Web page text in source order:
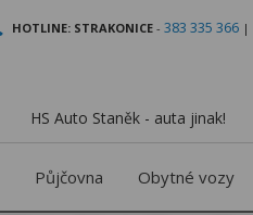
HOTLINE: STRAKONICE - 383 335 366 |
HS Auto Staněk - auta jinak!
Půjčovna Obytné vozy